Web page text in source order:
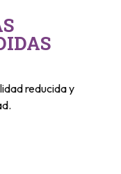
reducida y